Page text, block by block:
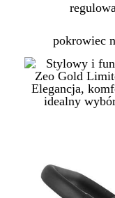
pokrowiec